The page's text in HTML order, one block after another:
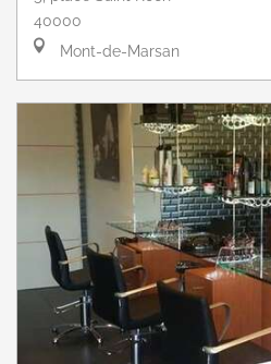
40000
Mont-de-Marsan